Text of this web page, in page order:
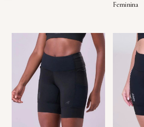
Feminina